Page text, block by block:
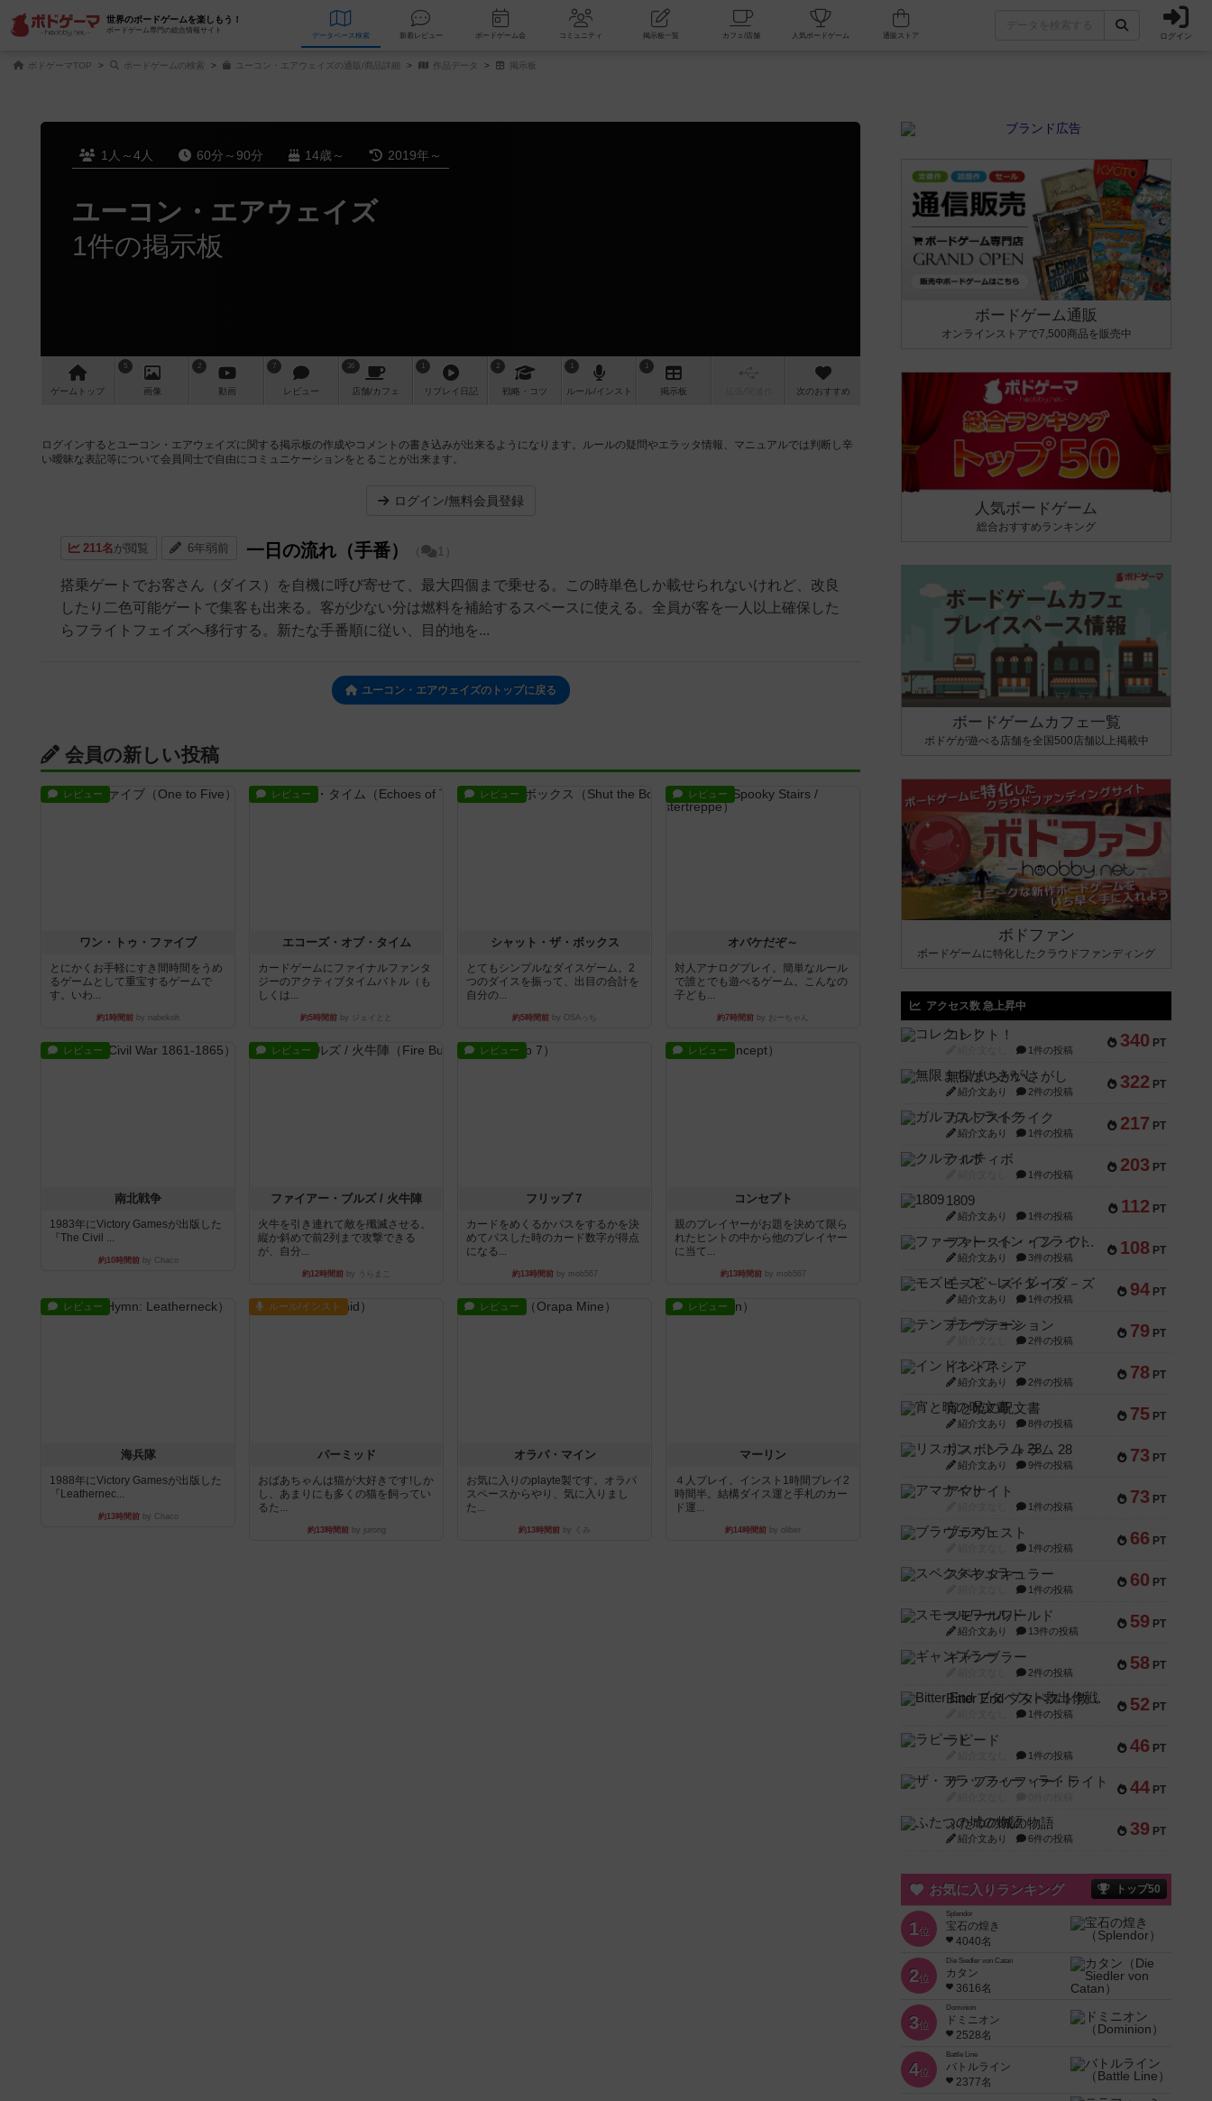
世界のボードゲームを楽しもう！
ボードゲーム専門の総合情報サイト
データベース 検索 新着レビュー ボードゲーム会 コミュニティ 掲示板一覧 カフェ/店舗 人気ボードゲーム ログイン
ボドゲーマTOP ボードゲームの検索 ユーコン・エアウェイズの通販/商品詳細 作品データ 掲示板
1人～4人 60分～90分 14歳～ 2019年～
ユーコン・エアウェイズ
1件の掲示板
ゲーム トップ
5
画像
2
動画
7
レビュー
36
店舗/カフェ
1
リプレイ 日記
2
戦略 ・コツ
1
ルール/インスト
1
掲示板 次のおすすめ
ログインするとユーコン・エアウェイズに関する掲示板の作成やコメントの書き込みが出来るようになります。ルールの疑問やエラッタ情報、マニュアルでは判断し辛
い曖昧な表記等について会員同士で自由にコミュニケーションをとることが出来ます。
ログイン/無料会員登録
211名が閲覧 6年弱前 一日の流れ（手番） （ 1）
搭乗ゲートでお客さん（ダイス）を自機に呼び寄せて、最大四個まで乗せる。この時単色しか載せられないけれど、改良
したり二色可能ゲートで集客も出来る。客が少ない分は燃料を補給するスペースに使える。全員が客を一人以上確保した
らフライトフェイズへ移行する。新たな手番順に従い、目的地を...
ユーコン・エアウェイズのトップに戻る
会員の新しい投稿
レビュー
ワン・トゥ・ファイブ
とにかくお手軽にすき間時間をうめ
るゲームとして重宝するゲームで
す。いわ...
約1時間前 by nabekoh
レビュー
エコーズ・オブ・タイム
カードゲームにファイナルファンタ
ジーのアクティブタイムバトル（も
しくは...
約5時間前 by ジェイとと
レビュー
シャット・ザ・ボックス
とてもシンプルなダイスゲーム。2
つのダイスを振って、出目の合計を
自分の...
約5時間前 by OSAっち
レビュー
オバケだぞ～
対人アナログプレイ。簡単なルール
で誰とでも遊べるゲーム。こんなの
子ども...
約7時間前 by おーちゃん
レビュー
南北戦争
1983年にVictory Gamesが出版した
『The Civil ...
約10時間前by Chaco
レビュー
ファイアー・ブルズ / 火牛陣
火牛を引き連れて敵を殲滅させる。
縦か斜めで前2列まで攻撃できる
が、自分...
約12時間前 by うらまこ
レビュー
フリップ７
カードをめくるかパスをするかを決
めてパスした時のカード数字が得点
になる...
約13時間前by mob567
レビュー
コンセプト
親のプレイヤーがお題を決めて限ら
れたヒントの中から他のプレイヤー
に当て...
約13時間前by mob567
レビュー
海兵隊
1988年にVictory Gamesが出版した
『Leathernec...
約13時間前by Chaco
ルール/インスト
パーミッド
おばあちゃんは猫が大好きです!しか
し、あまりにも多くの猫を飼ってい
るた...
約13時間前by jurong
レビュー
オラパ・マイン
お気に入りのplayte製です。オラパ
スペースからやり、気に入りまし
た...
約13時間前 by くみ
レビュー
マーリン
４人プレイ。インスト1時間プレイ2
時間半。結構ダイス運と手札のカー
ド運...
約14時間前 by oliber
ボードゲーム通販
オンラインストアで7,500商品を販売中
人気ボードゲーム
総合おすすめランキング
ボードゲームカフェ一覧
ボドゲが遊べる店舗を全国500店舗以上掲載中
ボドファン
ボードゲームに特化したクラウドファンディング
アクセス数 急上昇中
340 PT
コレクト！
1件の投稿
322 PT
無限まちがいさがし
紹介文あり 2件の投稿
217 PT
ガルフストライク
紹介文あり 1件の投稿
203 PT
クルティボ
1件の投稿
112 PT
1809
紹介文あり 1件の投稿
108 PT
ファースト・イン・フライト
紹介文あり 3件の投稿
94 PT
モズビ－ズ・レイダ－ズ
紹介文あり 1件の投稿
79 PT
テンプテーション
2件の投稿
78 PT
インドネシア
紹介文あり 2件の投稿
75 PT
宵と暁の呪文書
紹介文あり 8件の投稿
73 PT
リスボン・トラム 28
紹介文あり 9件の投稿
73 PT
アマナイト
1件の投稿
66 PT
ブラヴェスト
1件の投稿
60 PT
スペクタキュラー
1件の投稿
59 PT
スモールワールド
紹介文あり 13件の投稿
58 PT
ギャンブラー
2件の投稿
52 PT
Bitter End ブタペスト救出作戦
1件の投稿
46 PT
ラピード
1件の投稿
44 PT
ザ・フラッフィー・ライト
39 PT
ふたつの城の物語
紹介文あり 6件の投稿
お気に入りランキング トップ50
1位
Splendor
宝石の煌き
4040名
2位
Die Siedler von Catan
カタン
3616名
3位
Dominion
ドミニオン
2528名
4位
Battle Line
バトルライン
2377名